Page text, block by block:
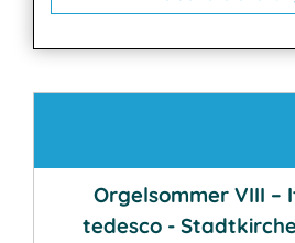
Orgelsommer VIII –
tedesco -